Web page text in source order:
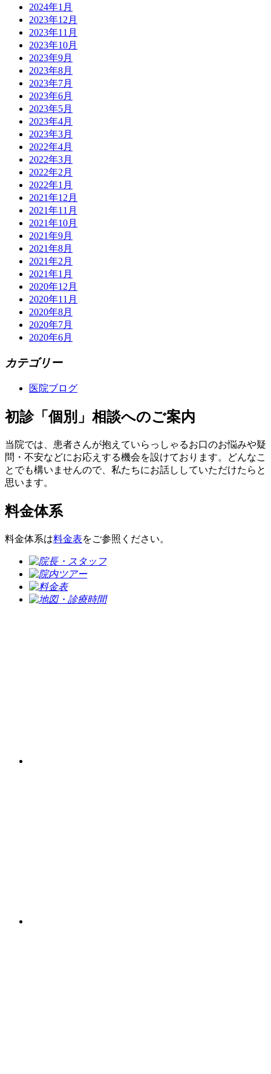
2024年1月
2023年12月
2023年11月
2023年10月
2023年9月
2023年8月
2023年7月
2023年6月
2023年5月
2023年4月
2023年3月
2022年4月
2022年3月
2022年2月
2022年1月
2021年12月
2021年11月
2021年10月
2021年9月
2021年8月
2021年2月
2021年1月
2020年12月
2020年11月
2020年8月
2020年7月
2020年6月
カテゴリー
医院ブログ
初診「個別」相談へのご案内
当院では、患者さんが抱えていらっしゃるお口のお悩みや疑
問・不安などにお応えする機会を設けております。どんなこ
とでも構いませんので、私たちにお話ししていただけたらと
思います。
料金体系
料金体系は料金表をご参照ください。